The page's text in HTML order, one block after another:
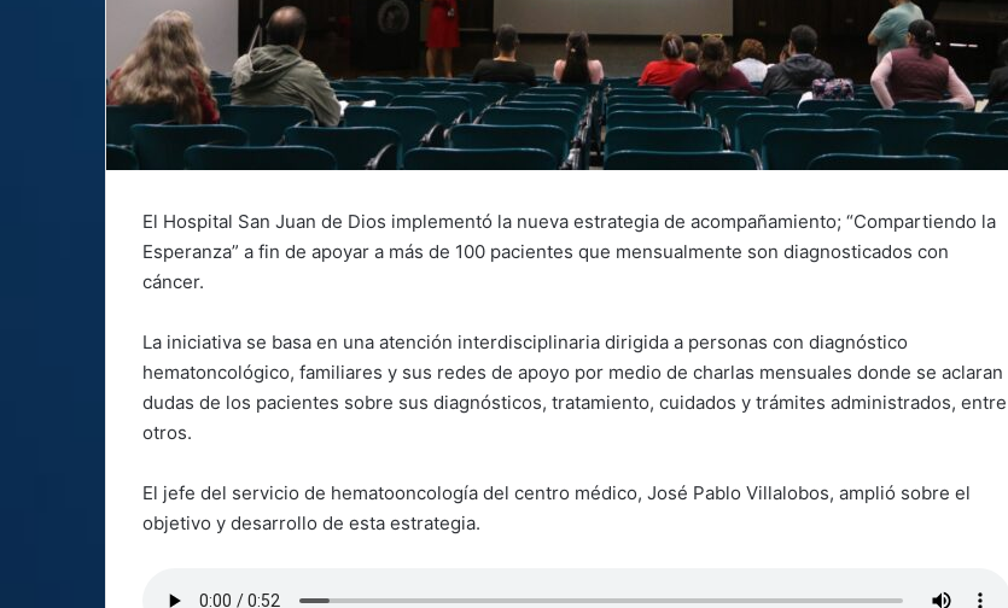
El Hospital San Juan de Dios implementó la nueva estrategia de acompañamiento; “Compartiendo la
Esperanza” a fin de apoyar a más de 100 pacientes que mensualmente son diagnosticados con
cáncer.
La iniciativa se basa en una atención interdisciplinaria dirigida a personas con diagnóstico
hematoncológico, familiares y sus redes de apoyo por medio de charlas mensuales donde se aclaran
dudas de los pacientes sobre sus diagnósticos, tratamiento, cuidados y trámites administrados, entre
otros.
El jefe del servicio de hematooncología del centro médico, José Pablo Villalobos, amplió sobre el
objetivo y desarrollo de esta estrategia.